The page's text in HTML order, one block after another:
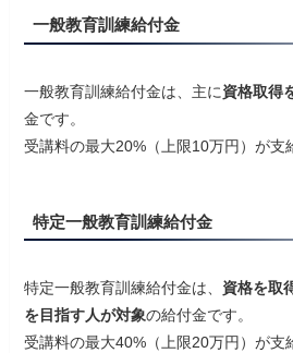
一般教育訓練給付金
一般教育訓練給付金は、主に資格取得
金です。
受講料の最大20%（上限10万円）が支
特定一般教育訓練給付金
特定一般教育訓練給付金は、 資格を取
を目指す人が対象の給付金です。
受講料の最大40%（上限20万円）が支